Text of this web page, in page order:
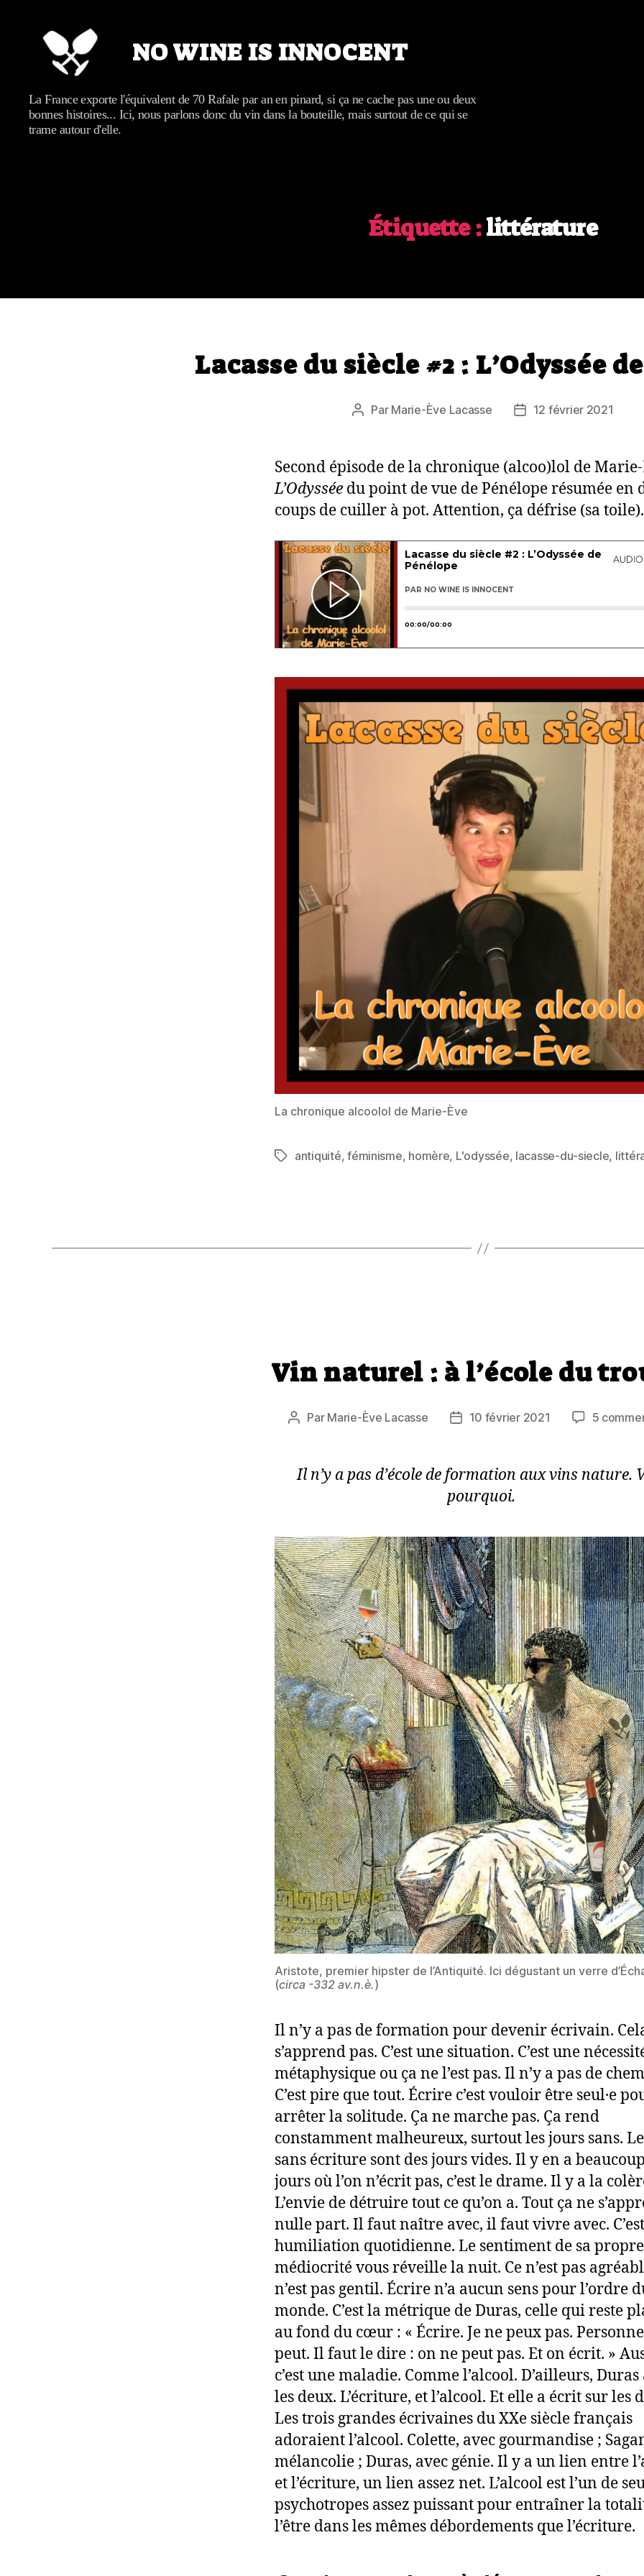
No
wine
is
NO WINE IS INNOCENT
La France exporte l'équivalent de 70 Rafale par an en pinard, si ça ne cache pas une ou deux
bonnes histoires... Ici, nous parlons donc du vin dans la bouteille, mais surtout de ce qui se
trame autour d'elle.
Étiquette :littérature
Lacasse du siècle #2 : L’Odyssée
Auteur
Par Marie-Ève Lacasse
Date12 février 2021
Second épisode de la chronique (alcoo)lol de Marie-
L’Odyssée du point de vue de Pénélope résumée en
coups de cuiller à pot. Attention, ça défrise (sa toile).
La chronique alcoolol de Marie-Ève
Étiquettes
antiquité,féminisme, homère, L'odyssée, lacasse-du-siecle,
Vin naturel : à l’école du
Auteur
Par Marie-Ève Lacasse
Date10 février 2021 5
Il n’y a pas d’école de formation aux vins nature.
pourquoi.
Aristote, premier hipster de l’Antiquité. Ici dégustant un verre
(circa -332 av.n.è.)
Il n’y a pas de formation pour devenir écrivain.
s’apprend pas. C’est une situation. C’est une
métaphysique ou ça ne l’est pas. Il n’y a pas de
C’est pire que tout. Écrire c’est vouloir être seul·e
arrêter la solitude. Ça ne marche pas. Ça rend
constamment malheureux, surtout les jours sans.
sans écriture sont des jours vides. Il y en a
jours où l’on n’écrit pas, c’est le drame. Il y a la
L’envie de détruire tout ce qu’on a. Tout ça ne
nulle part. Il faut naître avec, il faut vivre avec.
humiliation quotidienne. Le sentiment de sa propre
médiocrité vous réveille la nuit. Ce n’est pas
n’est pas gentil. Écrire n’a aucun sens pour l’ordre
monde. C’est la métrique de Duras, celle qui reste
au fond du cœur : « Écrire. Je ne peux pas.
peut. Il faut le dire : on ne peut pas. Et on écrit. »
c’est une maladie. Comme l’alcool. D’ailleurs,
les deux. L’écriture, et l’alcool. Et elle a écrit sur les
Les trois grandes écrivaines du XXe siècle français
adoraient l’alcool. Colette, avec gourmandise ;
mélancolie ; Duras, avec génie. Il y a un lien entre
et l’écriture, un lien assez net. L’alcool est l’un de
psychotropes assez puissant pour entraîner la
l’être dans les mêmes débordements que l’écriture.